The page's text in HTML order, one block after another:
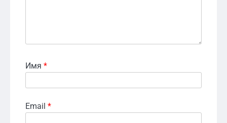
Имя *
Email *